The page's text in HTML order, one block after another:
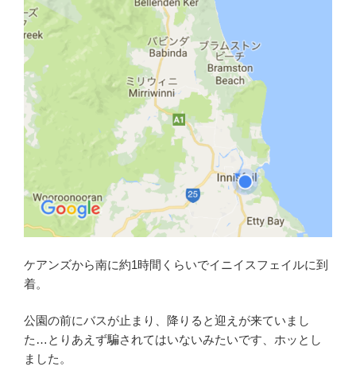
ケアンズから南に約1時間くらいでイニイスフェイルに到
着。
公園の前にバスが止まり、降りると迎えが来ていまし
た…とりあえず騙されてはいないみたいです、ホッとし
ました。